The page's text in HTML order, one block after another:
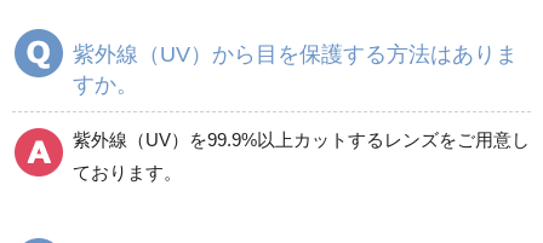
紫外線（UV）から目を保護する方法はありま
すか。
紫外線（UV）を99.9%以上カットするレンズをご用意し
ております。